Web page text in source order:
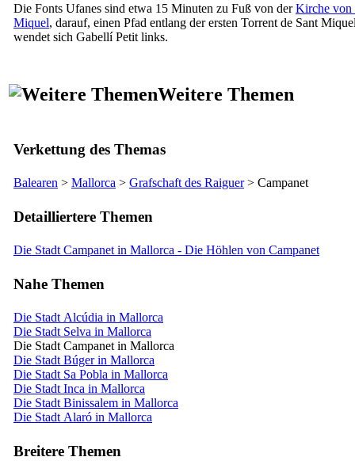
Die Fonts Ufanes sind etwa 15 Minuten zu Fuß von derKirche von
Miquel, darauf, einen Pfad entlang der ersten Torrent de Sant
wendet sich Gabellí Petit links.
Weitere Themen
Verkettung des Themas
Balearen > Mallorca > Grafschaft des Raiguer> Campanet
Detailliertere Themen
Die Stadt Campanet in Mallorca - Die Höhlen von Campanet
Nahe Themen
Die Stadt Alcúdia in Mallorca
Die Stadt Selva in Mallorca
Die Stadt Campanet in Mallorca
Die Stadt Búger in Mallorca
Die Stadt Sa Pobla in Mallorca
Die Stadt Inca in Mallorca
Die Stadt Binissalem in Mallorca
Die Stadt Alaró in Mallorca
Breitere Themen